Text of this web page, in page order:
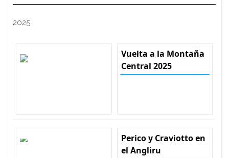
2025
Vuelta a la Montaña
Central 2025
Perico y Craviotto en
el Angliru